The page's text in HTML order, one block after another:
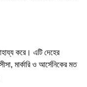
করে। এটি দেহের
মার্কারি ও আর্সেনিকের মত